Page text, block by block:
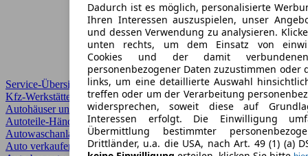
Service-Übersicht
Kfz-Werkstätten
Autohäuser und Händler
Autoteile-Händler
Autowaschanlagen
Auto verkaufen
Dadurch ist es möglich, personalisierte
Ihren Interessen auszuspielen, unser
und dessen Verwendung zu analysieren.
unten rechts, um dem Einsatz von
Cookies und der damit
personenbezogener Daten zuzustimmen oder
links, um eine detaillierte Auswahl
treffen oder um der Verarbeitung
widersprechen, soweit diese auf
Interessen erfolgt. Die Einwilligung
Übermittlung bestimmter
Drittländer, u.a. die USA, nach Art. 49 (1) (a)